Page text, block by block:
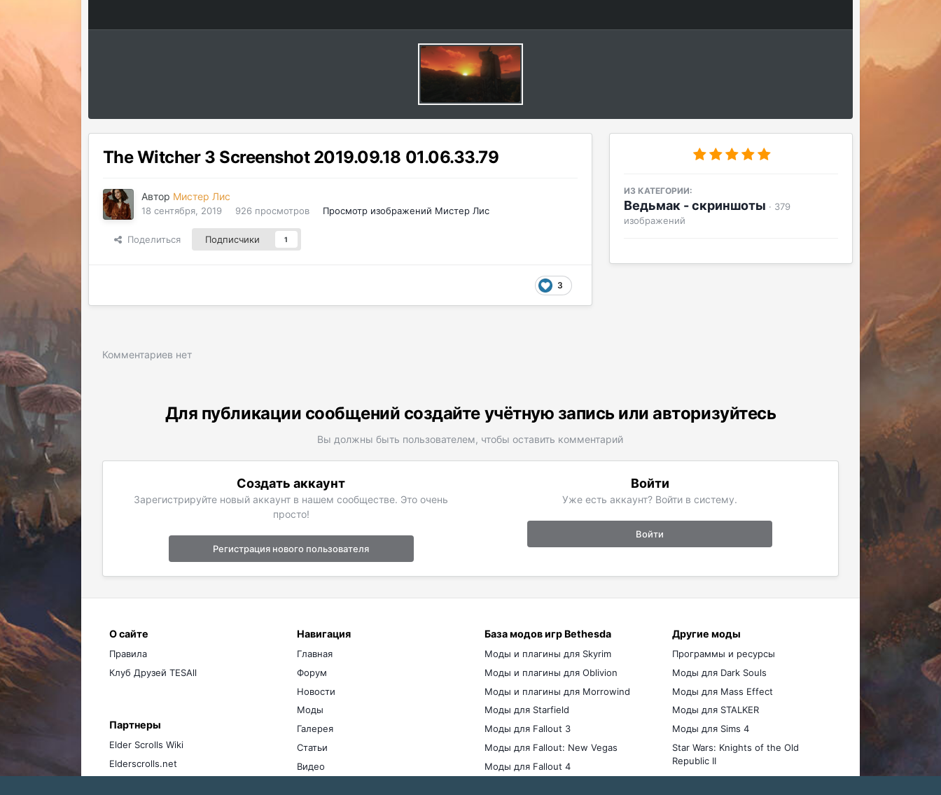
The Witcher 3 Screenshot 2019.09.18 01.06.33.79
Автор Мистер Лис
18 сентября, 2019 926 просмотров Просмотр изображений Мистер Лис
Поделиться Подписчики 1
3
ИЗ КАТЕГОРИИ:
Ведьмак - скриншоты · 379
изображений
Комментариев нет
Для публикации сообщений создайте учётную запись или авторизуйтесь
Вы должны быть пользователем, чтобы оставить комментарий
Создать аккаунт
Зарегистрируйте новый аккаунт в нашем сообществе. Это очень
просто!
Регистрация нового пользователя
Войти
Уже есть аккаунт? Войти в систему.
Войти
О сайте
Правила
Клуб Друзей TESAll
Партнеры
Elder Scrolls Wiki
Elderscrolls.net
Навигация
Главная
Форум
Новости
Моды
Галерея
Статьи
Видео
База модов игр Bethesda
Моды и плагины для Skyrim
Моды и плагины для Oblivion
Моды и плагины для Morrowind
Моды для Starfield
Моды для Fallout 3
Моды для Fallout: New Vegas
Моды для Fallout 4
Другие моды
Программы и ресурсы
Моды для Dark Souls
Моды для Mass Effect
Моды для STALKER
Моды для Sims 4
Star Wars: Knights of the Old
Republic II
Моды для Stellaris